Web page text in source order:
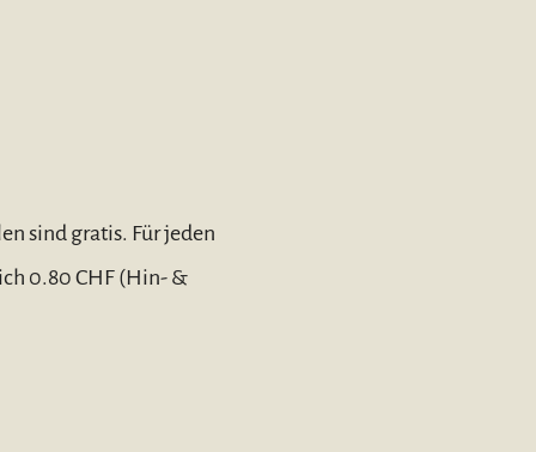
sind gratis. Für jeden
0.80 CHF (Hin- &